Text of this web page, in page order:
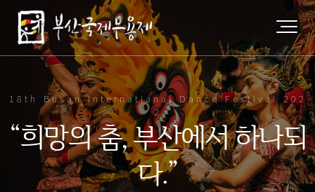
18th Busan Internatianal Dance Festival 202
2
“희망의 춤, 부산에서 하나되
다.”